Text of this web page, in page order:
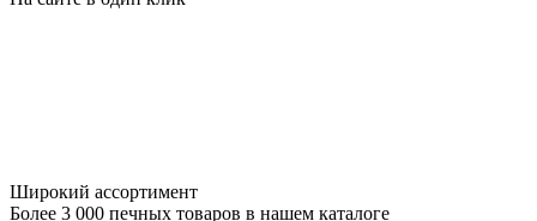
Широкий ассортимент
Более 3 000 печных товаров в нашем каталоге